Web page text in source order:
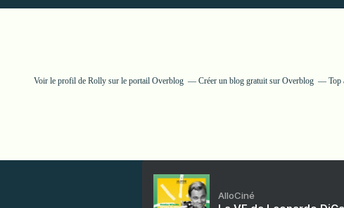
Voir le profil de Rollysur le portail Overblog Créer un blog gratuit sur Overblog Top
AlloCiné